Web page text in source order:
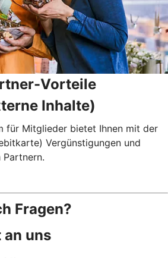
Vorteile
Inhalte)
für Mitglieder bietet Ihnen mit der
Vergünstigungen und
Partnern.
Fragen?
an uns